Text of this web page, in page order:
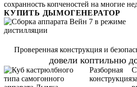
сохранность копченостей на многие
КУПИТЬ ДЫМОГЕНЕРАТОР
Проверенная конструкция и
довели коптильню
Разборная
конструкция